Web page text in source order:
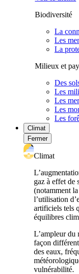
Biodiversité
La
Les
La
Milieux et
Des
Les
Les
Les
Les
Climat
Fermer
Climat
gaz à effet de
(notamment
l’utilisation
artificiels tels
équilibres
L’ampleur du
façon
des eaux,
vulnérabilité.